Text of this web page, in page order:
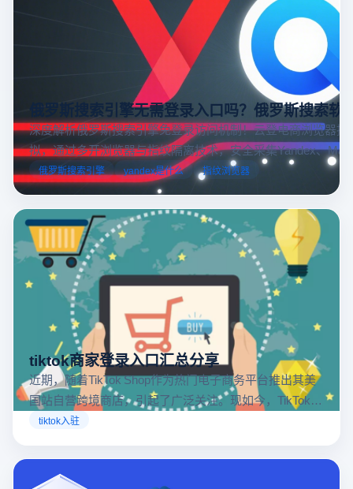
俄罗斯搜索引擎无需登录入口吗？俄罗斯搜索软
深度解析俄罗斯搜索引擎免登录访问机制！云登电商浏览器
拟，通过多开浏览器与指纹隔离技术，安全采集Yandex、
跨境电商本土化运营。
俄罗斯搜索引擎 yandex是什么 指纹浏览器
tiktok商家登录入口汇总分享
近期，随着TikTok Shop作为热门电子商务平台推出其美
国站自营跨境商店，引起了广泛关注。现如今，TikTok商
店已覆盖美国、英国及东南亚地区，因此了解官方网站
tiktok入驻